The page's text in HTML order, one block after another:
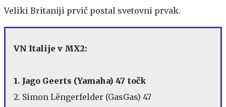
Veliki Britaniji prvič postal svetovni prvak.
VN Italije v MX2:
1. Jago Geerts (Yamaha) 47 točk
2. Simon Lëngerfelder (GasGas) 47